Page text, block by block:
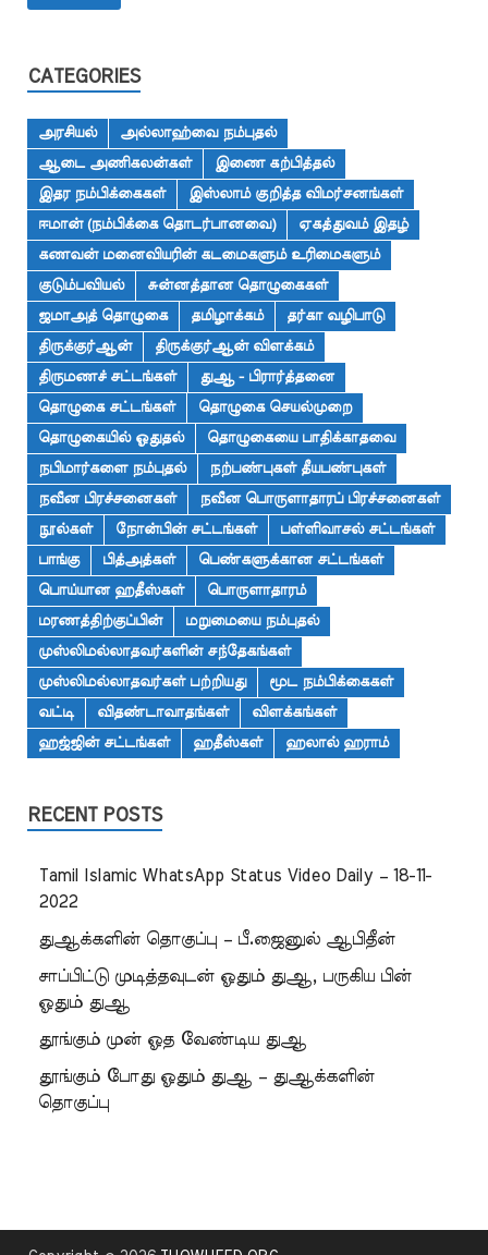
CATEGORIES
அரசியல்
அல்லாஹ்வை நம்புதல்
ஆடை அணிகலன்கள்
இணை கற்பித்தல்
இதர நம்பிக்கைகள்
இஸ்லாம் குறித்த விமர்சனங்கள்
ஈமான் (நம்பிக்கை தொடர்பானவை)
ஏகத்துவம் இதழ்
கணவன் மனைவியரின் கடமைகளும் உரிமைகளும்
குடும்பவியல்
சுன்னத்தான தொழுகைகள்
ஜமாஅத் தொழுகை
தமிழாக்கம்
தர்கா வழிபாடு
திருக்குர்ஆன்
திருக்குர்ஆன் விளக்கம்
திருமணச் சட்டங்கள்
துஆ - பிரார்த்தனை
தொழுகை சட்டங்கள்
தொழுகை செயல்முறை
தொழுகையில் ஓதுதல்
தொழுகையை பாதிக்காதவை
நபிமார்களை நம்புதல்
நற்பண்புகள் தீயபண்புகள்
நவீன பிரச்சனைகள்
நவீன பொருளாதாரப் பிரச்சனைகள்
நூல்கள்
நோன்பின் சட்டங்கள்
பள்ளிவாசல் சட்டங்கள்
பாங்கு
பித்அத்கள்
பெண்களுக்கான சட்டங்கள்
பொய்யான ஹதீஸ்கள்
பொருளாதாரம்
மரணத்திற்குப்பின்
மறுமையை நம்புதல்
முஸ்லிமல்லாதவர்களின் சந்தேகங்கள்
முஸ்லிமல்லாதவர்கள் பற்றியது
மூட நம்பிக்கைகள்
வட்டி
விதண்டாவாதங்கள்
விளக்கங்கள்
ஹஜ்ஜின் சட்டங்கள்
ஹதீஸ்கள் ஹலால் ஹராம்
RECENT POSTS
Tamil Islamic WhatsApp Status Video Daily – 18-11-
2022
துஆக்களின் தொகுப்பு – பீ.ஜைனுல் ஆபிதீன்
சாப்பிட்டு முடித்தவுடன் ஓதும் துஆ, பருகிய பின்
ஓதும் துஆ
தூங்கும் முன் ஓத வேண்டிய துஆ
தூங்கும் போது ஓதும் துஆ – துஆக்களின்
தொகுப்பு